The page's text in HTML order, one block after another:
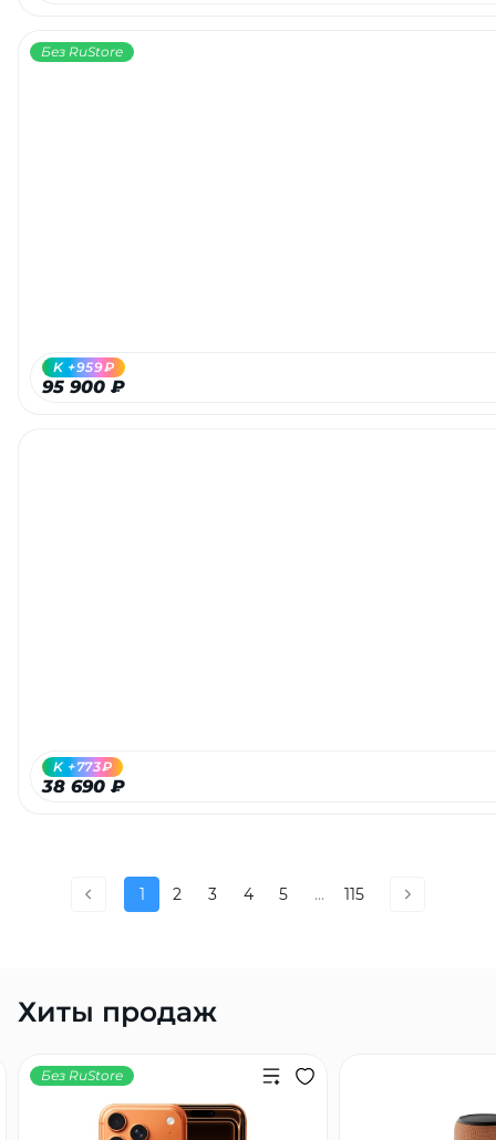
Без RuStore
95 900 ₽
K +959₽
38 690 ₽
K +773₽
1 2 3 4 5 ... 115
Хиты продаж
Без RuStore